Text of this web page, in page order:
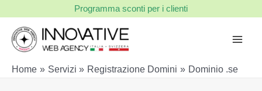
contenuto
Programma sconti per i clienti
Home Servizi Registrazione Domini Dominio .se